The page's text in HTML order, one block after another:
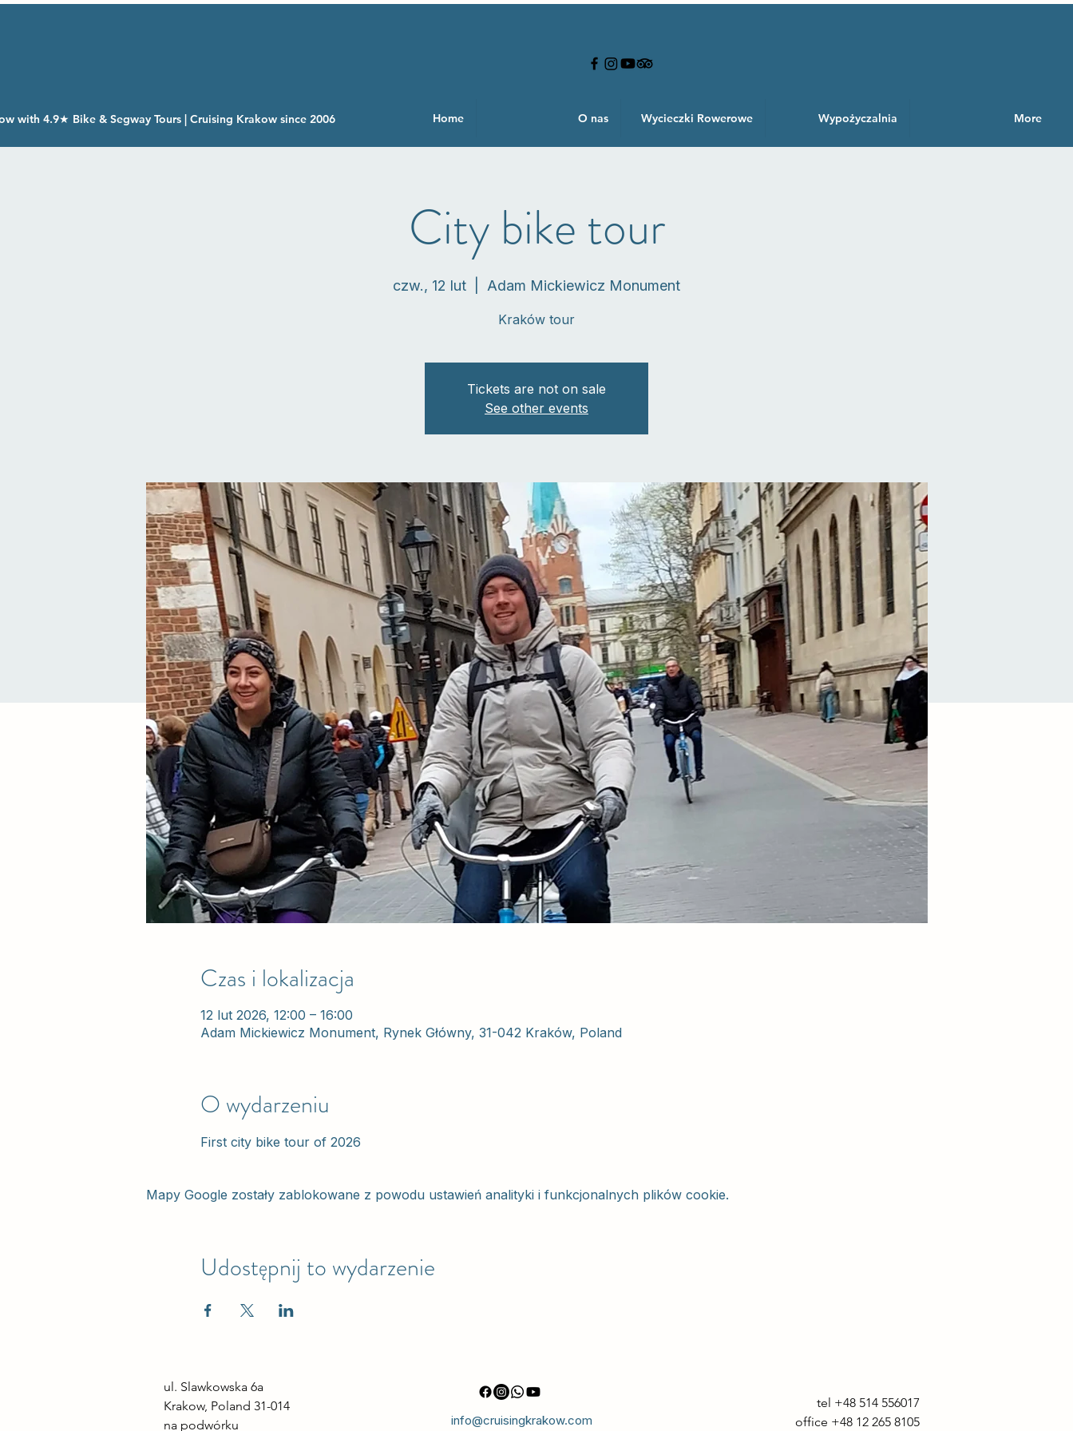
with 4.9★ Bike & Segway Tours | Cruising Krakow since 2006 Home O nas Wycieczki Rowerowe Wypożyczalnia More
City bike tour
czw., 12 lut Adam Mickiewicz Monument
Kraków tour
Tickets are not on sale
See other events
Czas i lokalizacja
12 lut 2026, 12:00 – 16:00
Adam Mickiewicz Monument, Rynek Główny, 31-042 Kraków, Poland
O wydarzeniu
First city bike tour of 2026
Mapy Google zostały zablokowane z powodu ustawień analityki i funkcjonalnych plików cookie.
Udostępnij to wydarzenie
ul. Slawkowska 6a
Krakow, Poland 31-014
na podwórku
info@cruisingkrakow.com
tel +48 514 556017
office +48 12 265 8105